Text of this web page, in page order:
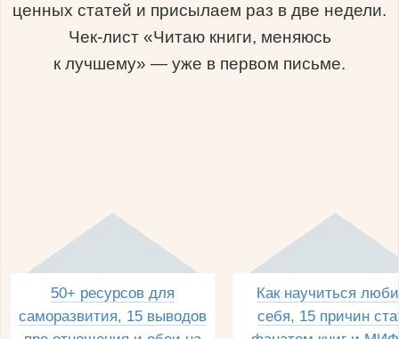
ценных статей и присылаем раз в две недели.
Чек-лист «Читаю книги, меняюсь
к лучшему» — уже в первом письме.
50+ ресурсов для
саморазвития, 15 выводов
Как научиться
себя, 15 причин